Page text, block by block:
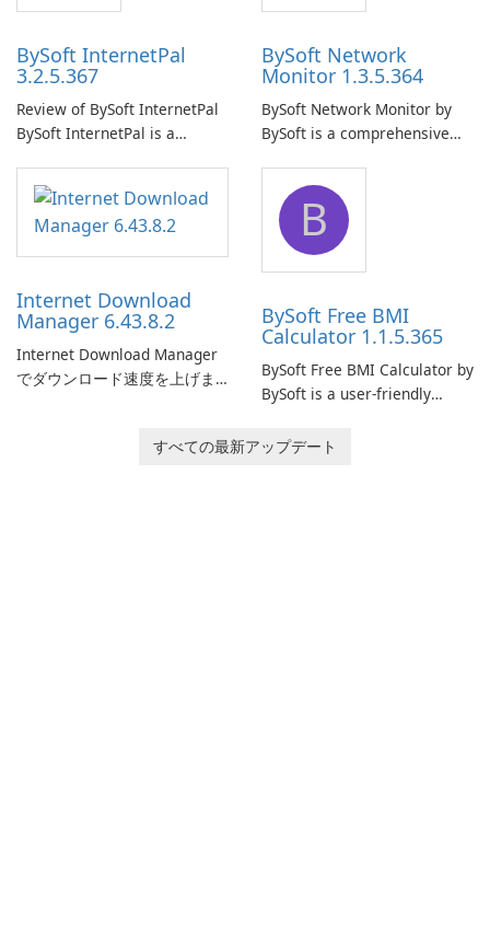
BySoft InternetPal
3.2.5.367
Review of BySoft InternetPal
BySoft InternetPal is a
application designed to
monitor your internet
connection and provide real-
time insights into its
BySoft Network
Monitor 1.3.5.364
BySoft Network Monitor by
BySoft is a comprehensive
designed to help businesses
effectively manage their
network infrastructure.
Internet Download
Manager 6.43.8.2
Internet Download Manager
でダウンロード速度を上げま
B
BySoft Free BMI
Calculator 1.1.5.365
BySoft Free BMI Calculator by
BySoft is a user-friendly
designed to help you
すべての最新アップデート